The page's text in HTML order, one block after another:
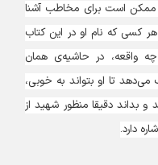
است برای مخاطب‌ آشنا
هر کسی که نام او در این کتاب
در حاشیه‌ی همان
تا او بتواند به خوبی،
دقیقا منظور شهید از
دارد.